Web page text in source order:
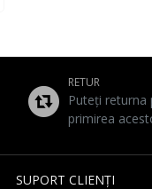
RETUR
Puteți returna
primirea
SUPORT CLIENȚI